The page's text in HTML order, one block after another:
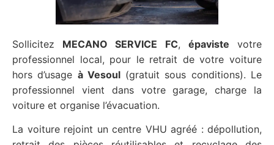
Sollicitez MECANO SERVICE FC, épaviste votre
professionnel local, pour le retrait de votre voiture
hors d’usage à Vesoul(gratuit sous conditions). Le
professionnel vient dans votre garage, charge la
voiture et organise l’évacuation.
La voiture rejoint un centre VHU agréé : dépollution,